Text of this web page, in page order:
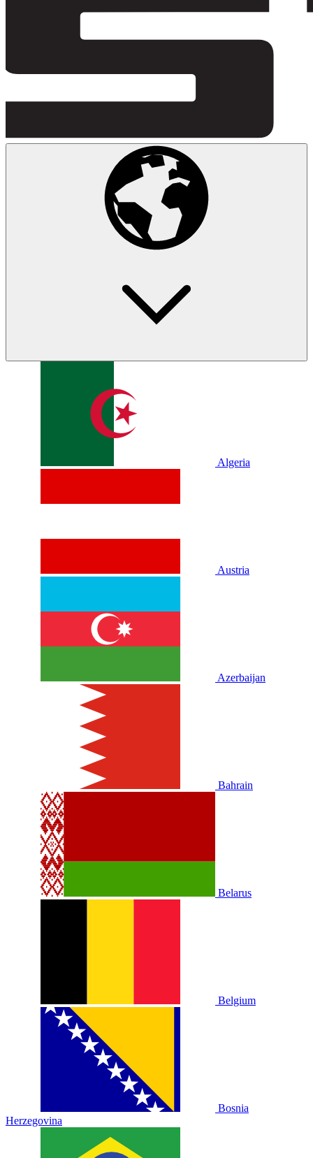
Algeria
Austria
Azerbaijan
Bahrain
Belarus
Belgium
Bosnia
Herzegovina